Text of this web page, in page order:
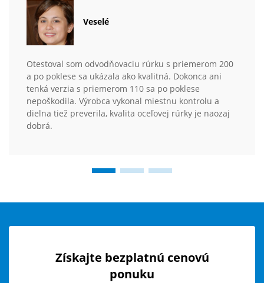
Veselé
Otestoval som odvodňovaciu rúrku s priemerom 200
a po poklese sa ukázala ako kvalitná. Dokonca ani
tenká verzia s priemerom 110 sa po poklese
nepoškodila. Výrobca vykonal miestnu kontrolu a
dielna tiež preverila, kvalita oceľovej rúrky je naozaj
dobrá.
Získajte bezplatnú cenovú
ponuku